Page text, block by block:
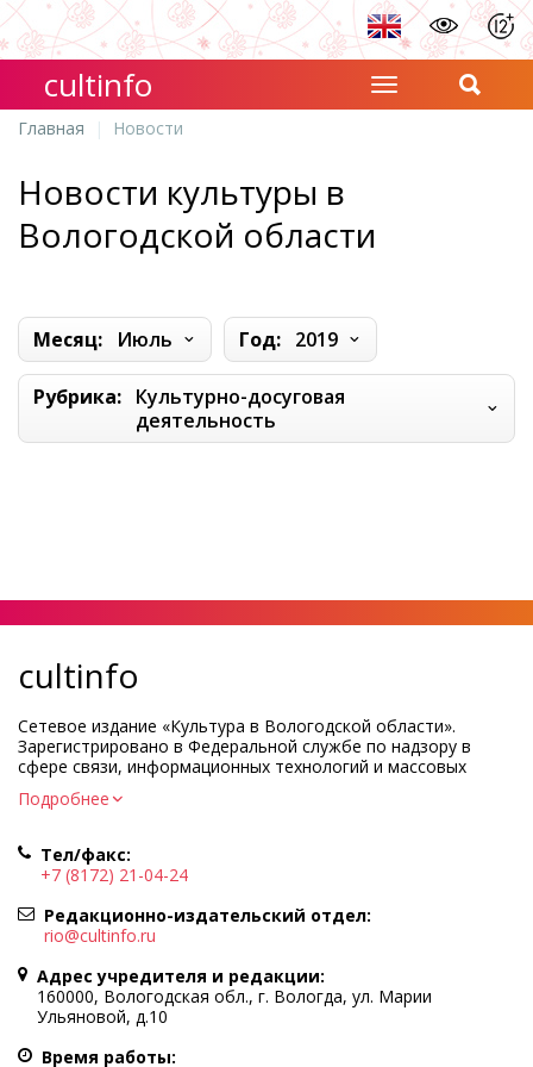
cultinfo
Главная Новости
Новости культуры в
Вологодской области
Месяц: Июль Год: 2019
Рубрика: Культурно-досуговая
деятельность
cultinfo
Сетевое издание «Культура в Вологодской области».
Зарегистрировано в Федеральной службе по надзору в
сфере связи, информационных технологий и массовых
коммуникаций.
Регистрационный номер и дата принятия решения о
Учредитель КУ ВО «Информационно-аналитический центр
культуры»
Адрес учредителя и редакции: 160000, Вологодская обл., г.
Вологда, ул. Марии Ульяновой, д.10
Главный редактор — Легчанова Елена Григорьевна
Политика в отношении обработки персональных данных
При полном или частичном использовании информации
портала гиперссылка на cultinfo.ru обязательна.
Подробнее
Тел/факс:
+7 (8172) 21-04-24
Редакционно-издательский отдел:
rio@cultinfo.ru
Адрес учредителя и редакции:
160000, Вологодская обл., г. Вологда, ул. Марии
Ульяновой, д.10
Время работы: